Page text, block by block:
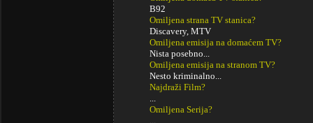
B92
Omiljena strana TV stanica?
Discavery, MTV
Omiljena emisija na domaćem TV?
Nista posebno...
Omiljena emisija na stranom TV?
Nesto kriminalno...
Najdraži Film?
...
Omiljena Serija?
...